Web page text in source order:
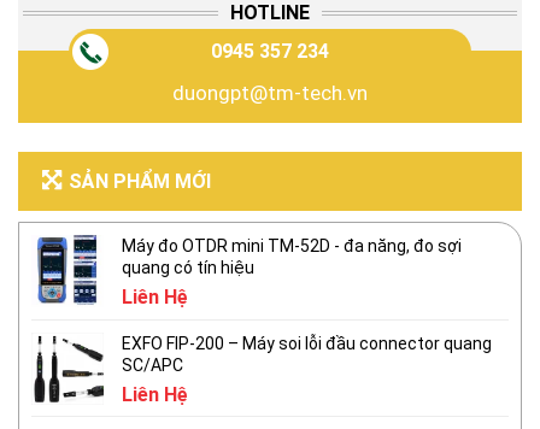
HOTLINE
0945 357 234
duongpt@tm-tech.vn
SẢN PHẨM MỚI
Máy đo OTDR mini TM-52D - đa năng, đo sợi
quang có tín hiệu
Liên Hệ
EXFO FIP-200 – Máy soi lỗi đầu connector quang
SC/APC
Liên Hệ